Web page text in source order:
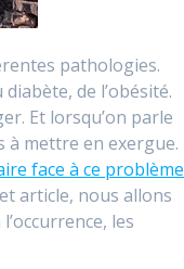
pathologies.
de l’obésité.
Et lorsqu’on parle
à mettre en exergue.
face à ce problème
article, nous allons
les